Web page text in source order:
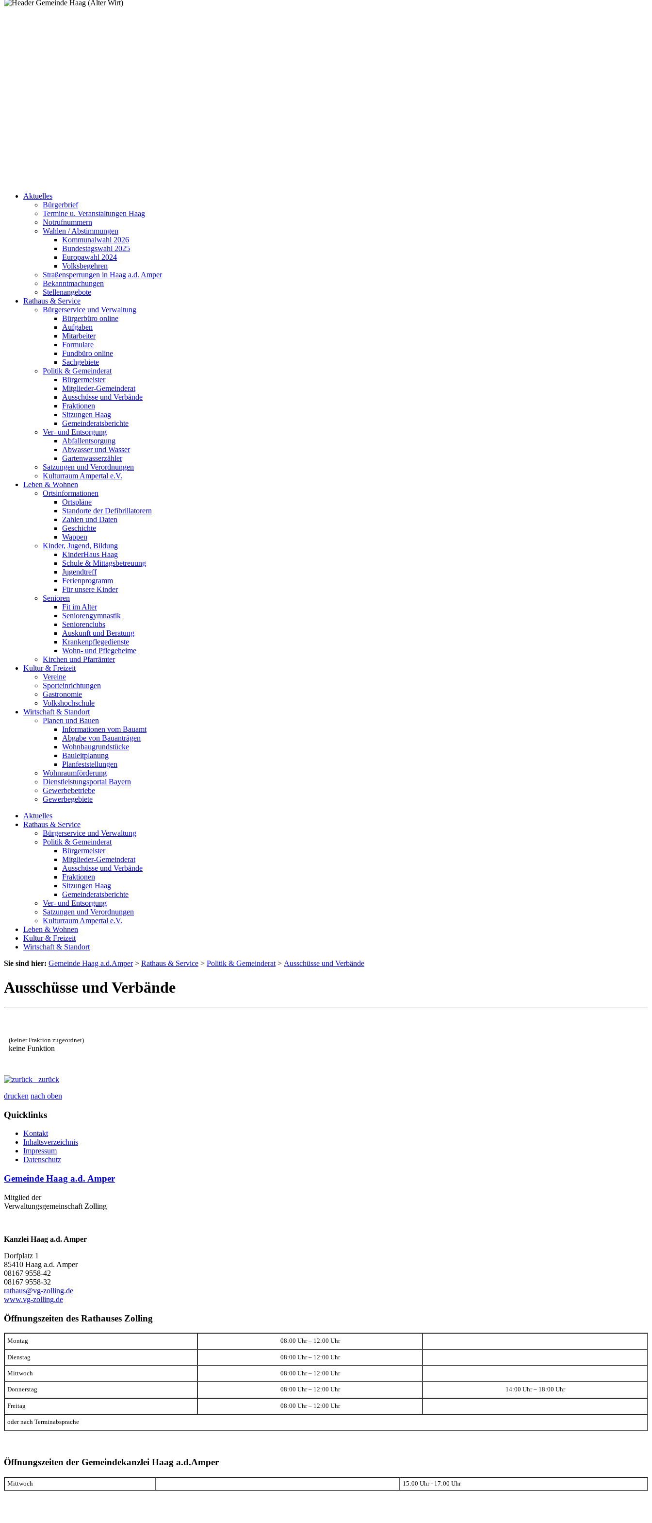
Aktuelles
Bürgerbrief
Termine u. Veranstaltungen Haag
Notrufnummern
Wahlen / Abstimmungen
Kommunalwahl 2026
Bundestagswahl 2025
Europawahl 2024
Volksbegehren
Straßensperrungen in Haag a.d. Amper
Bekanntmachungen
Stellenangebote
Rathaus & Service
Bürgerservice und Verwaltung
Bürgerbüro online
Aufgaben
Mitarbeiter
Formulare
Fundbüro online
Sachgebiete
Politik & Gemeinderat
Bürgermeister
Mitglieder-Gemeinderat
Ausschüsse und Verbände
Fraktionen
Sitzungen Haag
Gemeinderatsberichte
Ver- und Entsorgung
Abfallentsorgung
Abwasser und Wasser
Gartenwasserzähler
Satzungen und Verordnungen
Kulturraum Ampertal e.V.
Leben & Wohnen
Ortsinformationen
Ortspläne
Standorte der Defibrillatorern
Zahlen und Daten
Geschichte
Wappen
Kinder, Jugend, Bildung
KinderHaus Haag
Schule & Mittagsbetreuung
Jugendtreff
Ferienprogramm
Für unsere Kinder
Senioren
Fit im Alter
Seniorengymnastik
Seniorenclubs
Auskunft und Beratung
Krankenpflegedienste
Wohn- und Pflegeheime
Kirchen und Pfarrämter
Kultur & Freizeit
Vereine
Sporteinrichtungen
Gastronomie
Volkshochschule
Wirtschaft & Standort
Planen und Bauen
Informationen vom Bauamt
Abgabe von Bauanträgen
Wohnbaugrundstücke
Bauleitplanung
Planfeststellungen
Wohnraumförderung
Dienstleistungsportal Bayern
Gewerbebetriebe
Gewerbegebiete
Aktuelles
Rathaus & Service
Bürgerservice und Verwaltung
Politik & Gemeinderat
Bürgermeister
Mitglieder-Gemeinderat
Ausschüsse und Verbände
Fraktionen
Sitzungen Haag
Gemeinderatsberichte
Ver- und Entsorgung
Satzungen und Verordnungen
Kulturraum Ampertal e.V.
Leben & Wohnen
Kultur & Freizeit
Wirtschaft & Standort
Sie sind hier: Gemeinde Haag a.d.Amper> Rathaus & Service > Politik & Gemeinderat > Ausschüsse und Verbände
Ausschüsse und Verbände
(keiner Fraktion zugeordnet)
keine Funktion
zurück
drucken nach oben
Quicklinks
Kontakt
Inhaltsverzeichnis
Impressum
Datenschutz
Gemeinde Haag a.d. Amper
Mitglied der
Verwaltungsgemeinschaft Zolling
Kanzlei Haag a.d. Amper
Dorfplatz 1
85410 Haag a.d. Amper
08167 9558-42
08167 9558-32
rathaus@vg-zolling.de
www.vg-zolling.de
Öffnungszeiten des Rathauses Zolling
Montag 08:00 Uhr – 12:00 Uhr
Dienstag 08:00 Uhr – 12:00 Uhr
Mittwoch 08:00 Uhr – 12:00 Uhr
Donnerstag 08:00 Uhr – 12:00 Uhr 14:00 Uhr – 18:00 Uhr
Freitag 08:00 Uhr – 12:00 Uhr
oder nach Terminabsprache
Öffnungszeiten der Gemeindekanzlei Haag a.d.Amper
Mittwoch 15:00 Uhr - 17:00 Uhr